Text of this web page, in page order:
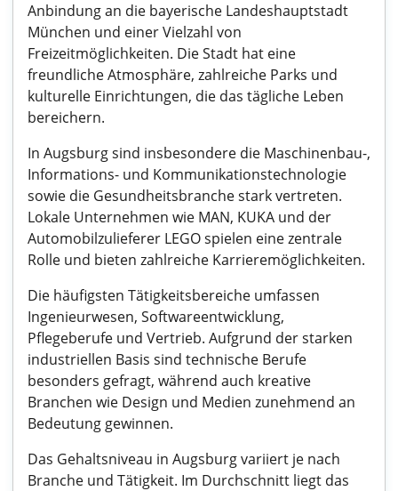
Anbindung an die bayerische Landeshauptstadt
München und einer Vielzahl von
Freizeitmöglichkeiten. Die Stadt hat eine
freundliche Atmosphäre, zahlreiche Parks und
kulturelle Einrichtungen, die das tägliche Leben
bereichern.
In Augsburg sind insbesondere die Maschinenbau-,
Informations- und Kommunikationstechnologie
sowie die Gesundheitsbranche stark vertreten.
Lokale Unternehmen wie MAN, KUKA und der
Automobilzulieferer LEGO spielen eine zentrale
Rolle und bieten zahlreiche Karrieremöglichkeiten.
Die häufigsten Tätigkeitsbereiche umfassen
Ingenieurwesen, Softwareentwicklung,
Pflegeberufe und Vertrieb. Aufgrund der starken
industriellen Basis sind technische Berufe
besonders gefragt, während auch kreative
Branchen wie Design und Medien zunehmend an
Bedeutung gewinnen.
Das Gehaltsniveau in Augsburg variiert je nach
Branche und Tätigkeit. Im Durchschnitt liegt das